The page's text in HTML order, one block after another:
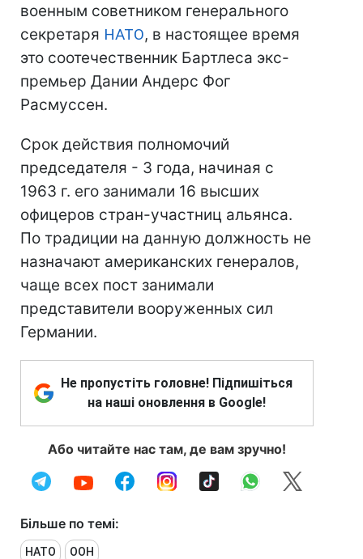
военным советником генерального
секретаря НАТО, в настоящее время
это соотечественник Бартлеса экс-
премьер Дании Андерс Фог
Расмуссен.
Срок действия полномочий
председателя - 3 года, начиная с
1963 г. его занимали 16 высших
офицеров стран-участниц альянса.
По традиции на данную должность не
назначают американских генералов,
чаще всех пост занимали
представители вооруженных сил
Германии.
Не пропустіть головне! Підпишіться
на наші оновлення в Google!
Або читайте нас там, де вам зручно!
Більше по темі:
НАТО ООН